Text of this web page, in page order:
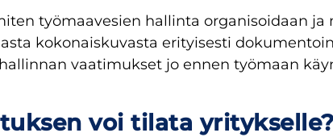
työmaavesien hallinta organisoidaan
kokonaiskuvasta erityisesti
vaatimukset jo ennen työmaan
voi tilata yritykselle?